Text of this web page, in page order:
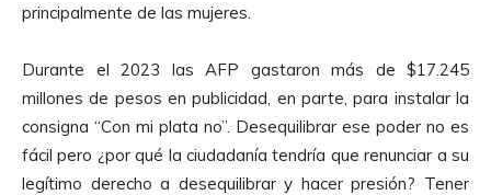
principalmente de las mujeres.
Durante el 2023 las AFP gastaron más de $17.245
millones de pesos en publicidad, en parte, para instalar la
consigna “Con mi plata no”. Desequilibrar ese poder no es
fácil pero ¿por qué la ciudadanía tendría que renunciar a su
legítimo derecho a desequilibrar y hacer presión? Tener